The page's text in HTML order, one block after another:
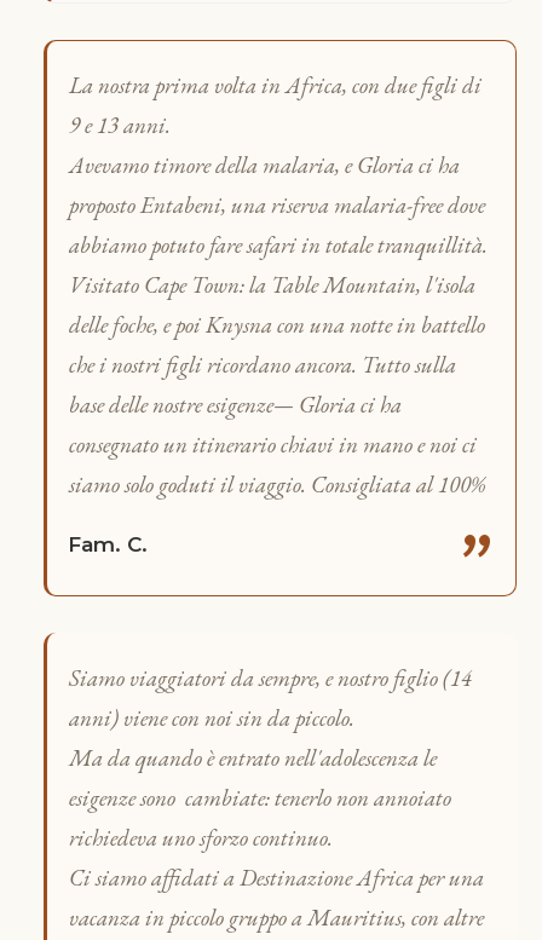
La nostra prima volta in Africa, con due figli di
9 e 13 anni.
Avevamo timore della malaria, e Gloria ci ha
proposto Entabeni, una riserva malaria-free dove
abbiamo potuto fare safari in totale tranquillità.
Visitato Cape Town: la Table Mountain, l'isola
delle foche, e poi Knysna con una notte in battello
che i nostri figli ricordano ancora. Tutto sulla
base delle nostre esigenze— Gloria ci ha
consegnato un itinerario chiavi in mano e noi ci
siamo solo goduti il viaggio. Consigliata al 100%
Fam. C. "
Siamo viaggiatori da sempre, e nostro figlio (14
anni) viene con noi sin da piccolo.
Ma da quando è entrato nell'adolescenza le
esigenze sono cambiate: tenerlo non annoiato
richiedeva uno sforzo continuo.
Ci siamo affidati a Destinazione Africa per una
vacanza in piccolo gruppo a Mauritius, con altre